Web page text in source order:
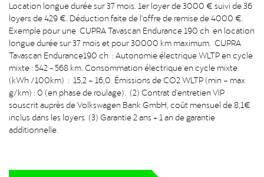
Location longue durée sur 37 mois. 1er loyer de 3000 € suivi de 36
loyers de 429 €. Déduction faite de l'offre de remise de 4000 €.
Exemple pour une CUPRA Tavascan Endurance 190 ch en location
longue durée sur 37 mois et pour 30000 km maximum. CUPRA
Tavascan Endurance190 ch : Autonomie électrique WLTP en cycle
mixte : 542 - 568 km. Consommation électrique en cycle mixte
(kWh /100km) : 15,2 – 16,0. Émissions de CO2 WLTP (min – max
g/km) : 0 (en phase de roulage). (2) Contrat d'entretien VIP
souscrit auprès de Volkswagen Bank GmbH, coût mensuel de 8,1€
inclus dans les loyers. (3) Garantie 2 ans + 1 an de garantie
additionnelle.